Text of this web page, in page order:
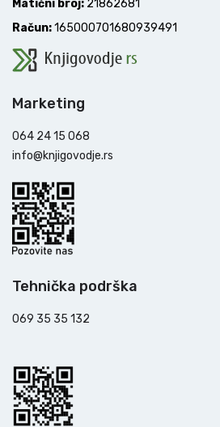
Matični broj: 21862681
Račun:165000701680939491
Marketing
064 24 15 068
info@knjigovodje.rs
Tehnička podrška
069 35 35 132